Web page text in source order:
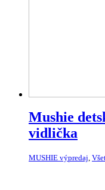
Mushie
vidlička
MUSHIE výpredaj